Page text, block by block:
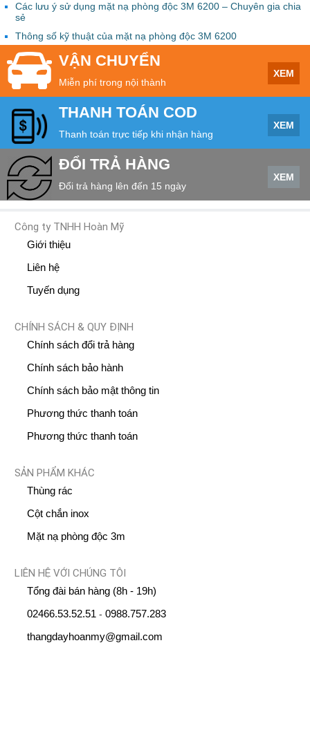
Các lưu ý sử dụng mặt nạ phòng độc 3M 6200 – Chuyên gia chia
sẻ
Thông số kỹ thuật của mặt nạ phòng độc 3M 6200
VẬN CHUYỂN
Miễn phí trong nội thành
XEM
THANH TOÁN COD
Thanh toán trực tiếp khi nhận hàng
XEM
ĐỔI TRẢ HÀNG
Đổi trả hàng lên đến 15 ngày
XEM
Công ty TNHH Hoàn Mỹ
Giới thiệu
Liên hệ
Tuyến dụng
CHÍNH SÁCH & QUY ĐỊNH
Chính sách đổi trả hàng
Chính sách bảo hành
Chính sách bảo mật thông tin
Phương thức thanh toán
Phương thức thanh toán
SẢN PHẨM KHÁC
Thùng rác
Cột chắn inox
Mặt nạ phòng độc 3m
LIÊN HỆ VỚI CHÚNG TÔI
Tổng đài bán hàng (8h - 19h)
02466.53.52.51 - 0988.757.283
thangdayhoanmy@gmail.com